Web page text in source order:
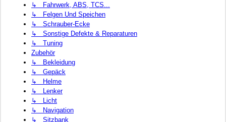
↳ Fahrwerk, ABS, TCS...
↳ Felgen Und Speichen
↳ Schrauber-Ecke
↳ Sonstige Defekte & Reparaturen
↳ Tuning
Zubehör
↳ Bekleidung
↳ Gepäck
↳ Helme
↳ Lenker
↳ Licht
↳ Navigation
↳ Sitzbank